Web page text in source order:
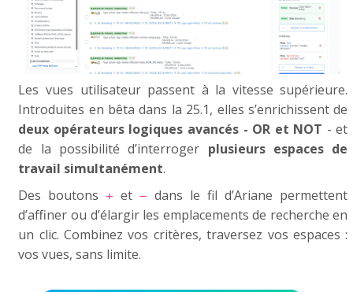
Les vues utilisateur passent à la vitesse supérieure.
Introduites en bêta dans la 25.1, elles s’enrichissent de
deux opérateurs logiques avancés - OR et NOT - et
de la possibilité d’interroger plusieurs espaces de
travail simultanément.
Des boutons+ et− dans le fil d’Ariane permettent
d’affiner ou d’élargir les emplacements de recherche en
un clic. Combinez vos critères, traversez vos espaces :
vos vues, sans limite.